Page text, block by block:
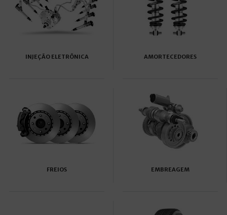
INJEÇÃO ELETRÔNICA AMORTECEDORES
FREIOS EMBREAGEM